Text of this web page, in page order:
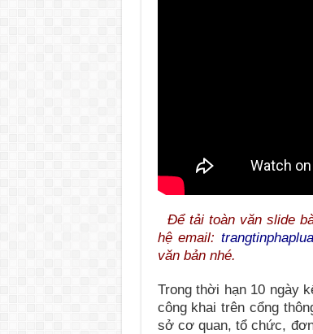
Để tải toàn văn slide
hệ email:
văn bản nhé.
Trong thời hạn 10 ngày
công khai trên cổng
sở cơ quan, tổ chức,